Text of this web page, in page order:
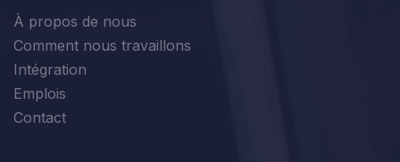
À propos de nous
Comment nous travaillons
Intégration
Emplois
Contact